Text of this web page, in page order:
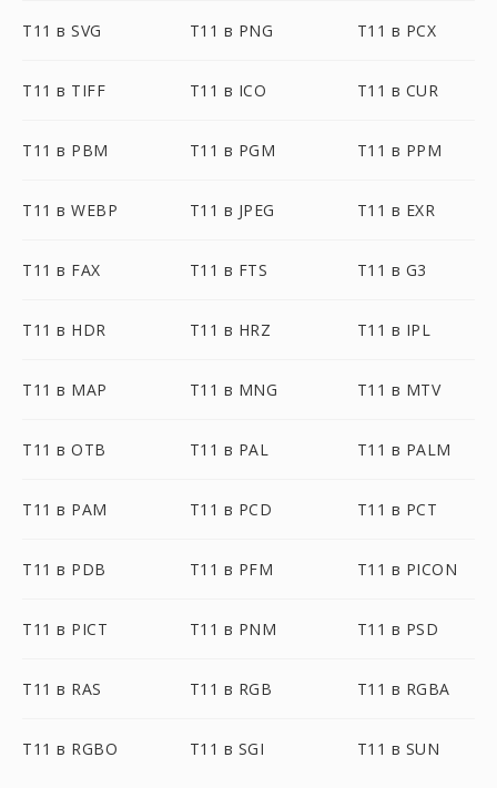
T11 в SVG T11 в PNG T11 в PCX
T11 в TIFF T11 в ICO T11 в CUR
T11 в PBM T11 в PGM T11 в PPM
T11 в WEBP T11 в JPEG T11 в EXR
T11 в FAX T11 в FTS T11 в G3
T11 в HDR T11 в HRZ T11 в IPL
T11 в MAP T11 в MNG T11 в MTV
T11 в OTB T11 в PAL T11 в PALM
T11 в PAM T11 в PCD T11 в PCT
T11 в PDB T11 в PFM T11 в PICON
T11 в PICT T11 в PNM T11 в PSD
T11 в RAS T11 в RGB T11 в RGBA
T11 в RGBO T11 в SGI T11 в SUN